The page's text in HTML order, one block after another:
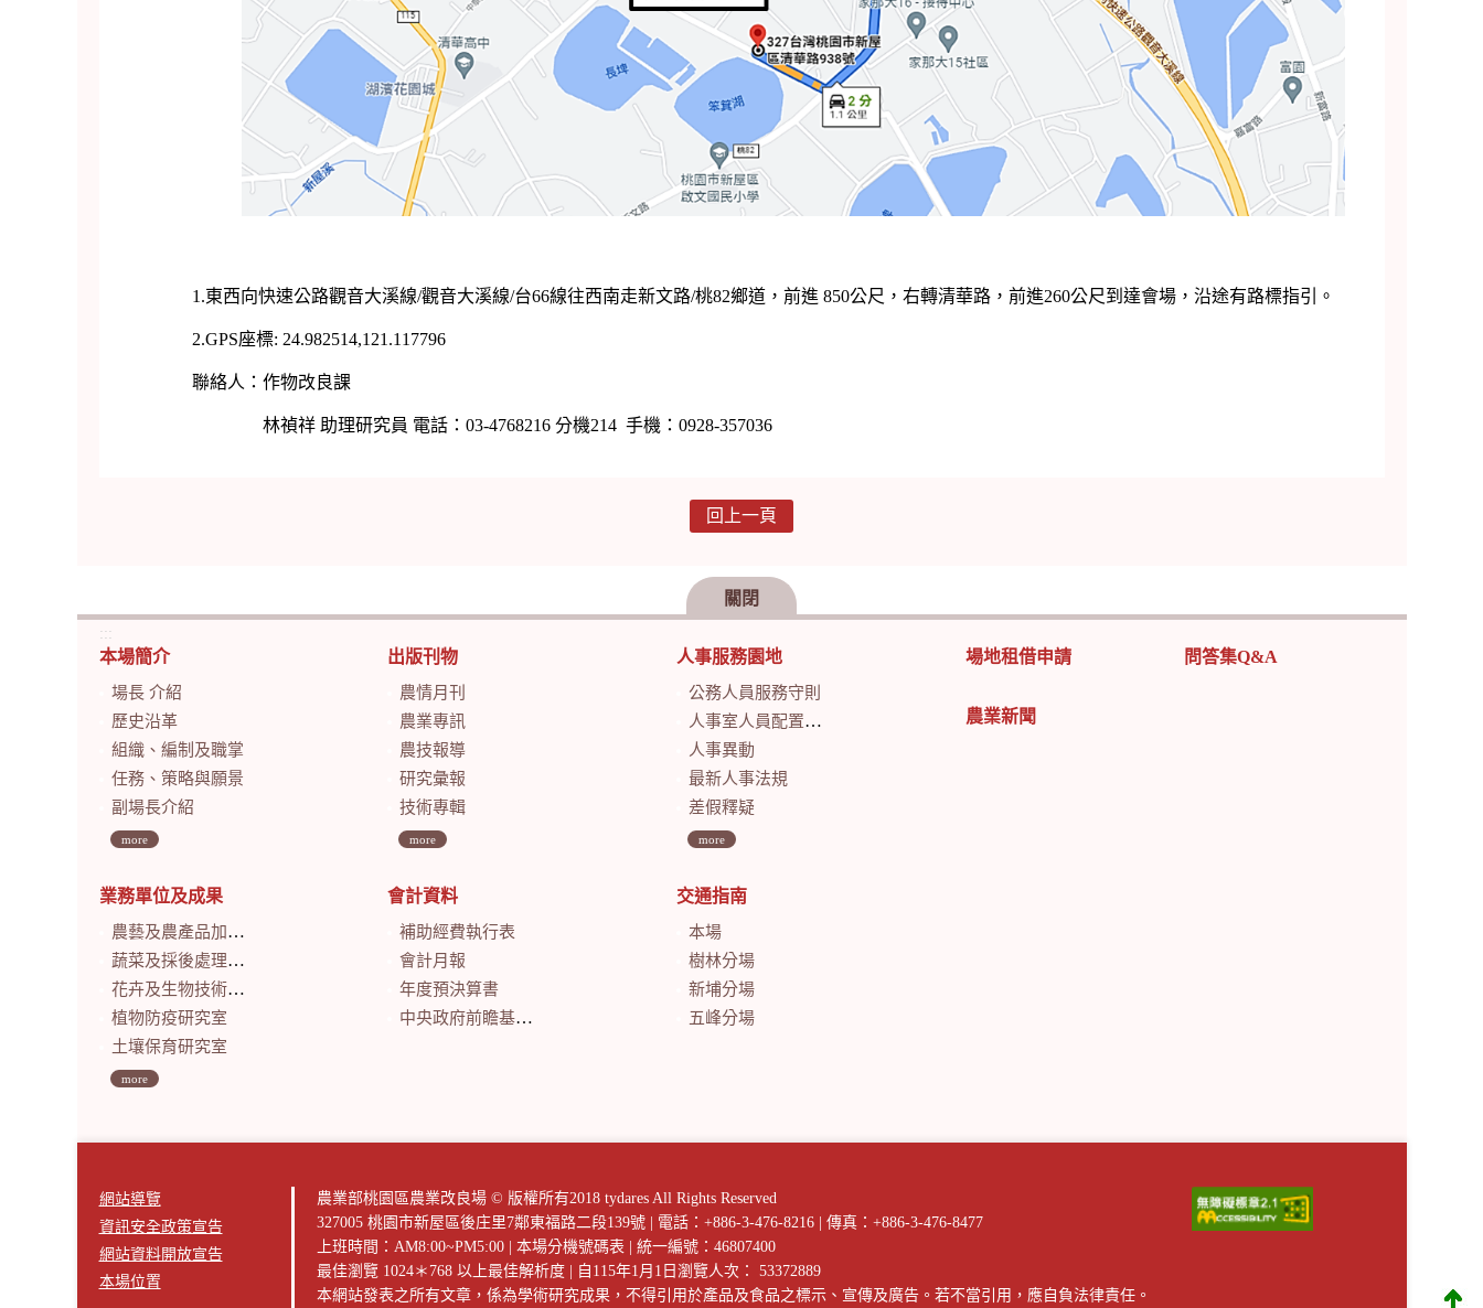
1.東西向快速公路觀音大溪線/觀音大溪線/台66線往西南走新文路/桃82鄉道，前進 850公尺，右轉清華路，前進260公尺到達會場，沿途有路標指引。
2.GPS座標: 24.982514,121.117796
聯絡人：作物改良課
林禎祥 助理研究員 電話：03-4768216 分機214 手機：0928-357036
回上一頁
關閉
:::
本場簡介
場長 介紹
歷史沿革
組織、編制及職掌
任務、策略與願景
副場長介紹
more
業務單位及成果
農藝及農產品加工研究室
蔬菜及採後處理研究室
花卉及生物技術研究室
植物防疫研究室
土壤保育研究室
more
出版刊物
農情月刊
農業專訊
農技報導
研究彙報
技術專輯
more
會計資料
補助經費執行表
會計月報
年度預決算書
中央政府前瞻基礎建設計畫特別預算會計月報
人事服務園地
公務人員服務守則
人事室人員配置及業務職掌
人事異動
最新人事法規
差假釋疑
more
交通指南
本場
樹林分場
新埔分場
五峰分場
場地租借申請
農業新聞
問答集Q&A
網站導覽
資訊安全政策宣告
網站資料開放宣告
本場位置
農業部桃園區農業改良場 © 版權所有2018 tydares All Rights Reserved
327005 桃園市新屋區後庄里7鄰東福路二段139號
電話：+886-3-476-8216
傳真：+886-3-476-8477
上班時間：AM8:00~PM5:00
本場分機號碼表
統一編號：46807400
最佳瀏覽 1024＊768 以上最佳解析度
自115年1月1日瀏覽人次： 53372889
本網站發表之所有文章，係為學術研究成果，不得引用於產品及食品之標示、宣傳及廣告。若不當引用，應自負法律責任。